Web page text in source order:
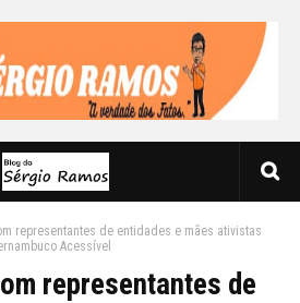
representantes de entidades e mães ativistas
Acessível
representantes de